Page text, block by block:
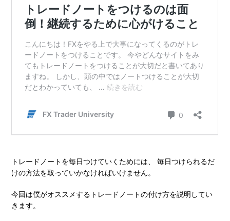
トレードノートを毎日つけていくためには、 毎日つけられるだ
けの方法を取っていかなければいけません。
今回は僕がオススメするトレードノートの付け方を説明してい
きます。